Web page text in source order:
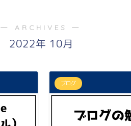
― ARCHIVES ―
2022年 10月
ブログ